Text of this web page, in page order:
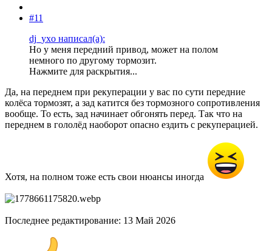
#11
dj_yxo написал(а):
Но у меня передний привод, может на полом
немного по другому тормозит.
Нажмите для раскрытия...
Да, на переднем при рекуперации у вас по сути передние
колёса тормозят, а зад катится без тормозного сопротивления
вообще. То есть, зад начинает обгонять перед. Так что на
переднем в гололёд наоборот опасно ездить с рекуперацией.
Хотя, на полном тоже есть свои нюансы иногда
Последнее редактирование: 13 Май 2026